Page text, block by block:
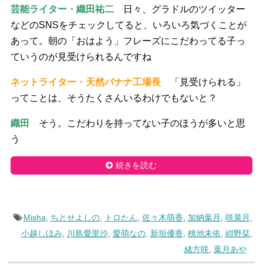
芸能ライター・織田祐二 日々、グラドルのツイッター
などのSNSをチェックしてると、いろいろ気づくことが
あって。朝の「おはよう」フレーズにこだわってる子っ
ていうのが見受けられるんですね
ネットライター・天然バナナ工場長 「見受けられる」
ってことは、そうたくさんいるわけでもないと？
織田
そう。こだわりを持ってない子のほうが多いと思
う
続きを読む
Misha ちとせよしの, トロたん 佐々木萌香 加納葉月 咲菜月
小越しほみ
川島愛里沙, 愛萌なの, 新垣優香 桃池未依 紺野栞,
緒方咲, 葉月あや